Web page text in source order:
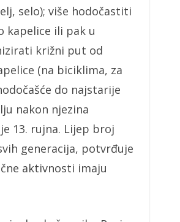
selo); više hodočastiti
kapelice ili pak u
križni put od
(na biciklima, za
do najstarije
nakon njezina
13. rujna. Lijep broj
generacija, potvrđuje
aktivnosti imaju